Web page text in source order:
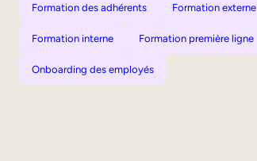
Formation des adhérents Formation externe
Formation interne Formation première ligne
Onboarding des employés